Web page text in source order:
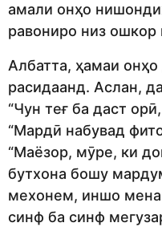
амали онҳо
равониро низ ошкор
Албатта, ҳамаи
расидаанд. Аслан,
“Чун теғ ба даст
“Мардӣ набувад
“Маёзор, мӯре, ки
бутхона бошу
мехонем, иншо
синф ба синф